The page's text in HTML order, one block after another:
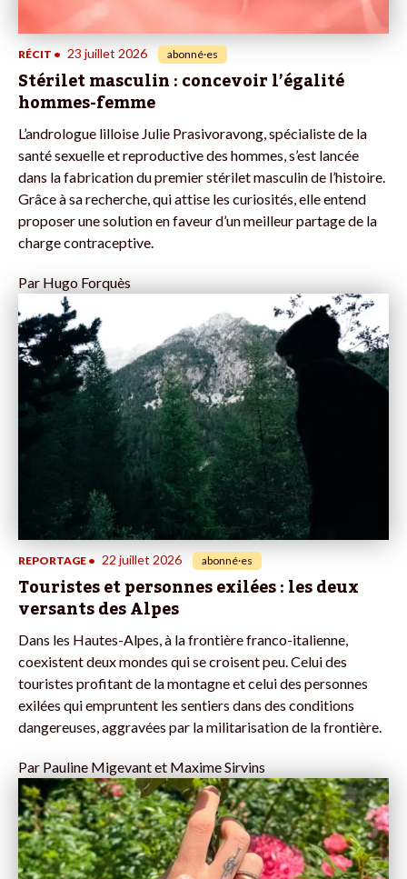
RÉCIT • 23 juillet 2026 abonné·es
Stérilet masculin : concevoir l’égalité
hommes-femme
L’andrologue lilloise Julie Prasivoravong, spécialiste de la
santé sexuelle et reproductive des hommes, s’est lancée
dans la fabrication du premier stérilet masculin de l’histoire.
Grâce à sa recherche, qui attise les curiosités, elle entend
proposer une solution en faveur d’un meilleur partage de la
charge contraceptive.
Par Hugo Forquès
REPORTAGE • 22 juillet 2026 abonné·es
Touristes et personnes exilées : les deux
versants des Alpes
Dans les Hautes-Alpes, à la frontière franco-italienne,
coexistent deux mondes qui se croisent peu. Celui des
touristes profitant de la montagne et celui des personnes
exilées qui empruntent les sentiers dans des conditions
dangereuses, aggravées par la militarisation de la frontière.
Par Pauline Migevant et Maxime Sirvins